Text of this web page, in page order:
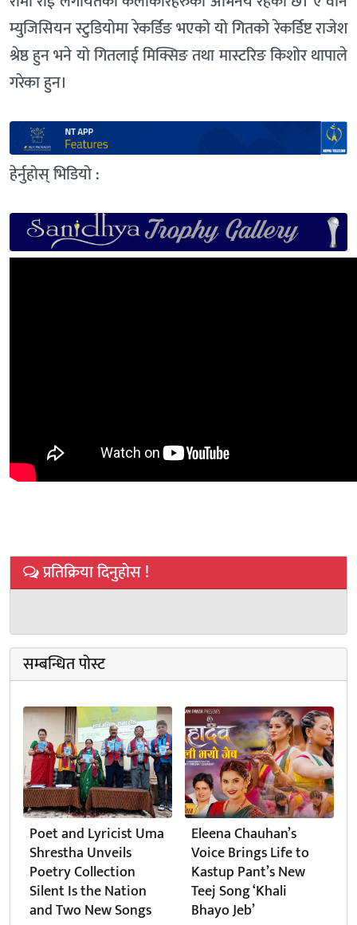
म्युजिसियन स्टुडियोमा रेकर्डिङ भएको यो गितको रेकर्डिष्ट राजेश
श्रेष्ठ हुन भने यो गितलाई मिक्सिङ तथा मास्टरिङ किशोर थापाले
गरेका हुन।
हेर्नुहोस् भिडियो :
प्रतिक्रिया दिनुहोस !
सम्बन्धित पोस्ट
Poet and Lyricist Uma
Shrestha Unveils
Poetry Collection
Silent Is the Nation
and Two New Songs
Eleena Chauhan’s
Voice Brings Life to
Kastup Pant’s New
Teej Song ‘Khali
Bhayo Jeb’